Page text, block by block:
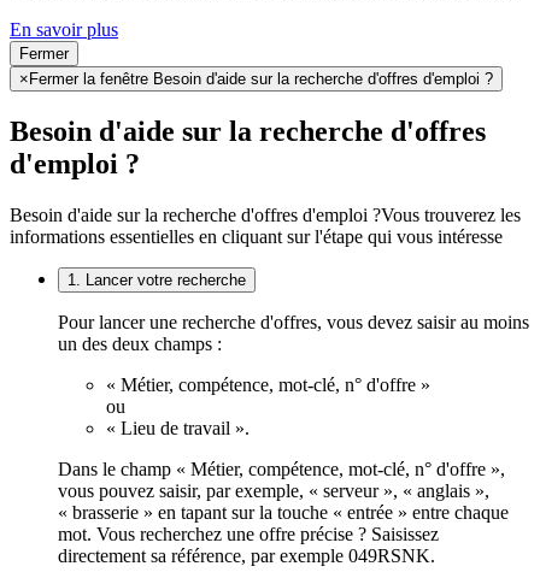
En savoir plus
Fermer
× Fermer la fenêtre Besoin d'aide sur la recherche d'offres d'emploi ?
Besoin d'aide sur la recherche d'offres
d'emploi ?
Besoin d'aide sur la recherche d'offres d'emploi ?Vous trouverez les
informations essentielles en cliquant sur l'étape qui vous intéresse
1. Lancer votre recherche
Pour lancer une recherche d'offres, vous devez saisir au moins
un des deux champs :
« Métier, compétence, mot-clé, n° d'offre »
ou
« Lieu de travail ».
Dans le champ « Métier, compétence, mot-clé, n° d'offre »,
vous pouvez saisir, par exemple, « serveur », « anglais »,
« brasserie » en tapant sur la touche « entrée » entre chaque
mot. Vous recherchez une offre précise ? Saisissez
directement sa référence, par exemple 049RSNK.